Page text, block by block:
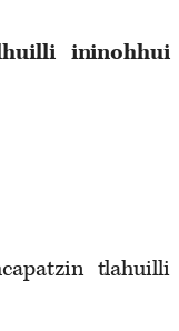
ininohhui
tlahuilli